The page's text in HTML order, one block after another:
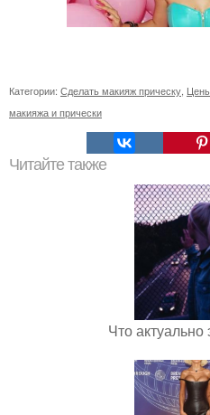
Категории: Сделать макияж прическу
макияжа и прически
Читайте также
Что актуально